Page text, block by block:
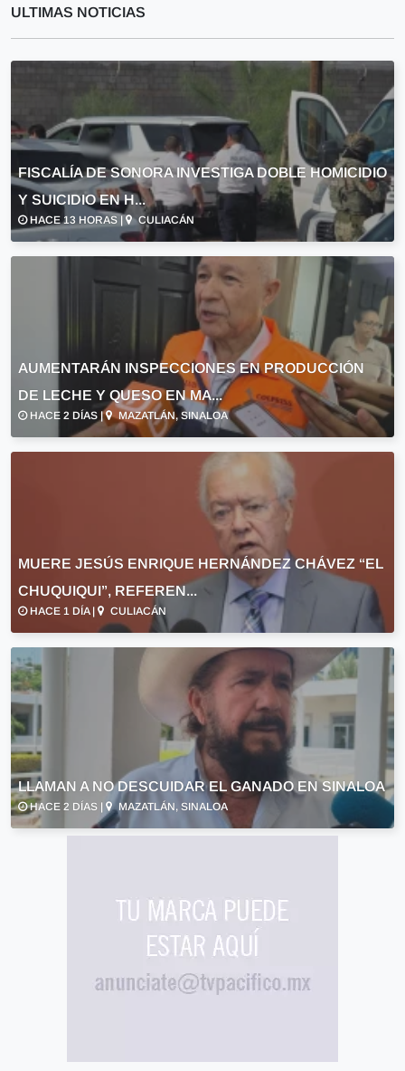
ULTIMAS NOTICIAS
FISCALÍA DE SONORA INVESTIGA DOBLE HOMICIDIO
Y SUICIDIO EN H...
HACE 13 HORAS | CULIACÁN
AUMENTARÁN INSPECCIONES EN PRODUCCIÓN
DE LECHE Y QUESO EN MA...
HACE 2 DÍAS | MAZATLÁN, SINALOA
MUERE JESÚS ENRIQUE HERNÁNDEZ CHÁVEZ “EL
CHUQUIQUI”, REFEREN...
HACE 1 DÍA | CULIACÁN
LLAMAN A NO DESCUIDAR EL GANADO EN SINALOA
HACE 2 DÍAS | MAZATLÁN, SINALOA